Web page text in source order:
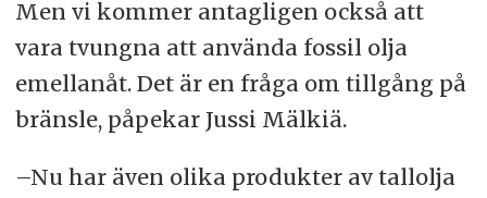
Men vi kommer antagligen också att
vara tvungna att använda fossil olja
emellanåt. Det är en fråga om tillgång på
bränsle, påpekar Jussi Mälkiä.
–Nu har även olika produkter av tallolja